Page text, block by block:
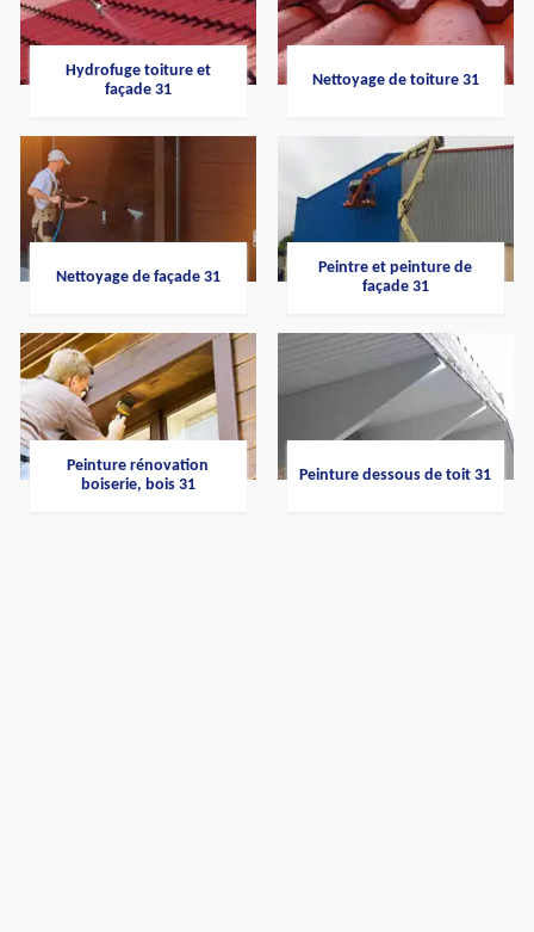
Hydrofuge toiture et
façade 31
Nettoyage de toiture 31
Nettoyage de façade 31
Peintre et peinture de
façade 31
Peinture rénovation
boiserie, bois 31
Peinture dessous de toit 31